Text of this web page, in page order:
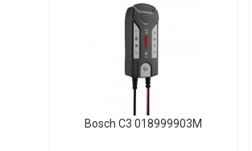
Bosch C3 018999903M